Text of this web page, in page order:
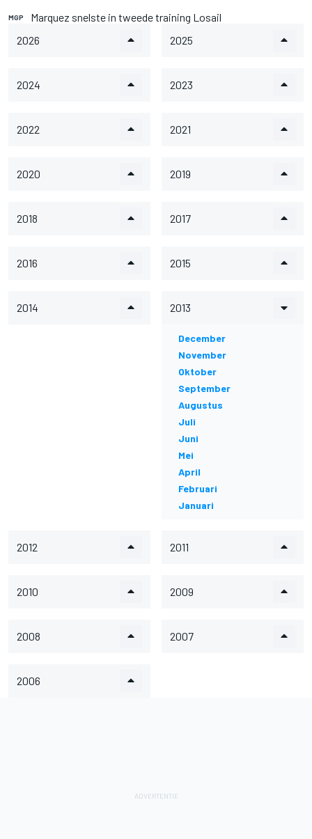
MGP
Marquez snelste in tweede training Losail
2026
2025
2024 2023
2022 2021
2020 2019
2018 2017
2016 2015
2014 2013
December
November
Oktober
September
Augustus
Juli
Juni
Mei
April
Februari
Januari
2012 2011
2010 2009
2008 2007
2006